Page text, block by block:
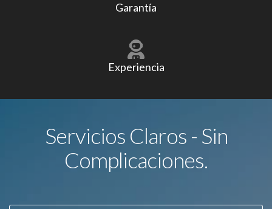
Garantía
Experiencia
Servicios Claros - Sin
Complicaciones.